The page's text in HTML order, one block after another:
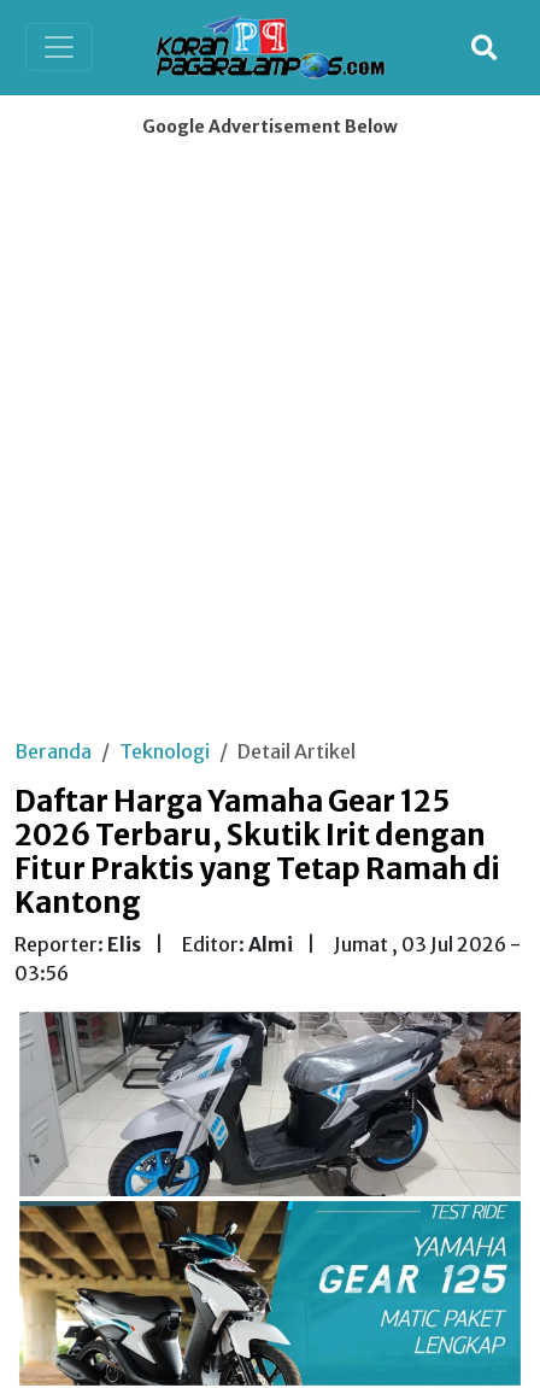
Google Advertisement Below
Beranda Teknologi Detail Artikel
Daftar Harga Yamaha Gear 125
2026 Terbaru, Skutik Irit dengan
Fitur Praktis yang Tetap Ramah di
Kantong
Reporter: Elis Editor: Almi
Jumat , 03 Jul 2026 -
03:56